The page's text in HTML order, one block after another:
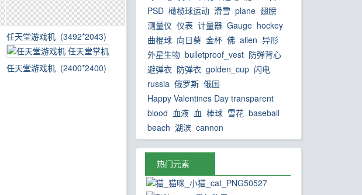
任天堂游戏机 (3492*2043)
任天堂游戏机 (2400*2400)
PSD 橄榄球运动 滑雪 plane 翅膀
测量仪 仪表 计量器 Gauge hockey
曲棍球 向日葵 金杯 佛 alien 异形
外星生物 bulletproof_vest 防弹背心
避弹衣 防弹衣 golden_cup 闪电
russia 俄罗斯 俄国
Happy Valentines Day transparent
blood 血液 血 棒球 雪花 baseball
beach 湖滨 cannon
热门元素